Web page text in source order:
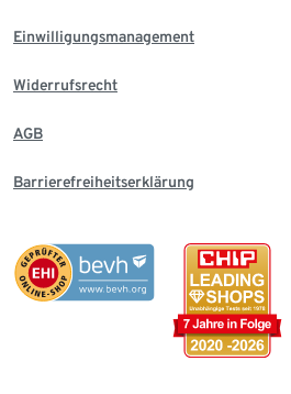
Einwilligungsmanagement
Widerrufsrecht
AGB
Barrierefreiheitserklärung